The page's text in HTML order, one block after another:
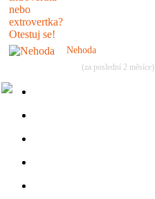
Nehoda
(za poslední 2 měsíce)